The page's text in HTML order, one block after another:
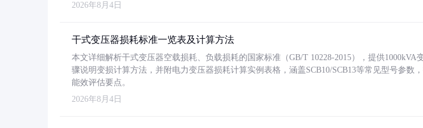
2026年8月4日
干式变压器损耗标准一览表及计算方法
本文详细解析干式变压器空载损耗、负载损耗的国家标准（GB/T 10228-2015），提供1000kVA
骤说明变损计算方法，并附电力变压器损耗计算实例表格，涵盖SCB10/SCB13等常见型号参数
能效评估要点。
2026年8月4日